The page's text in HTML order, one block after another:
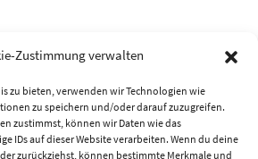
Zustimmung verwalten
zu bieten, verwenden wir Technologien wie
zu speichern und/oder darauf zuzugreifen.
zustimmst, können wir Daten wie das
IDs auf dieser Website verarbeiten. Wenn du deine
zurückziehst, können bestimmte Merkmale und